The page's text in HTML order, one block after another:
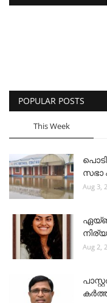
POPULAR POSTS
This Week
സഭാ
Aug 3,
Aug 2,